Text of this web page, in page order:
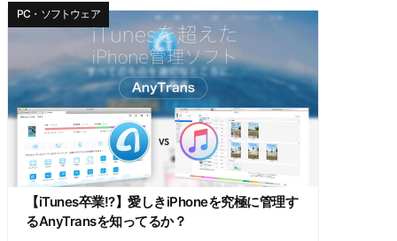
【iTunes卒業!?】愛しきiPhoneを究極に管理す
るAnyTransを知ってるか？
PC・ソフトウェア